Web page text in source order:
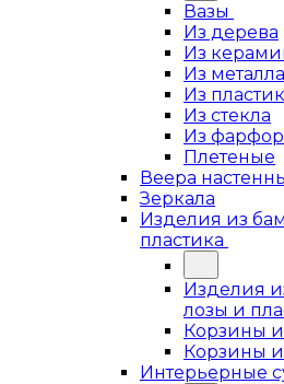
Вазы
Из дерева
Из
Из металла
Из
Из стекла
Из
Плетеные
Веера
Зеркала
Изделия из
пластика
Изделия
лозы и
Корзины
Корзины
Интерьерные